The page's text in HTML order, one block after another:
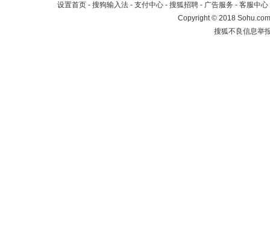
设置首页 - 搜狗输入法 - 支付中心 - 搜狐招聘 - 广告服务 - 客服中心
Copyright©2018
搜狐不良信息举